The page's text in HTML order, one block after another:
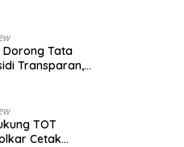
Dorong Tata
Transparan,
TOT
Cetak